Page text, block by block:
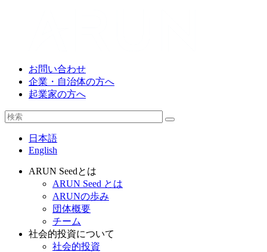
お問い合わせ
企業・自治体の方へ
起業家の方へ
日本語
English
ARUN Seedとは
ARUN Seed とは
ARUNの歩み
団体概要
チーム
社会的投資について
社会的投資